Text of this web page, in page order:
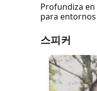
Profundiza
para
스피커